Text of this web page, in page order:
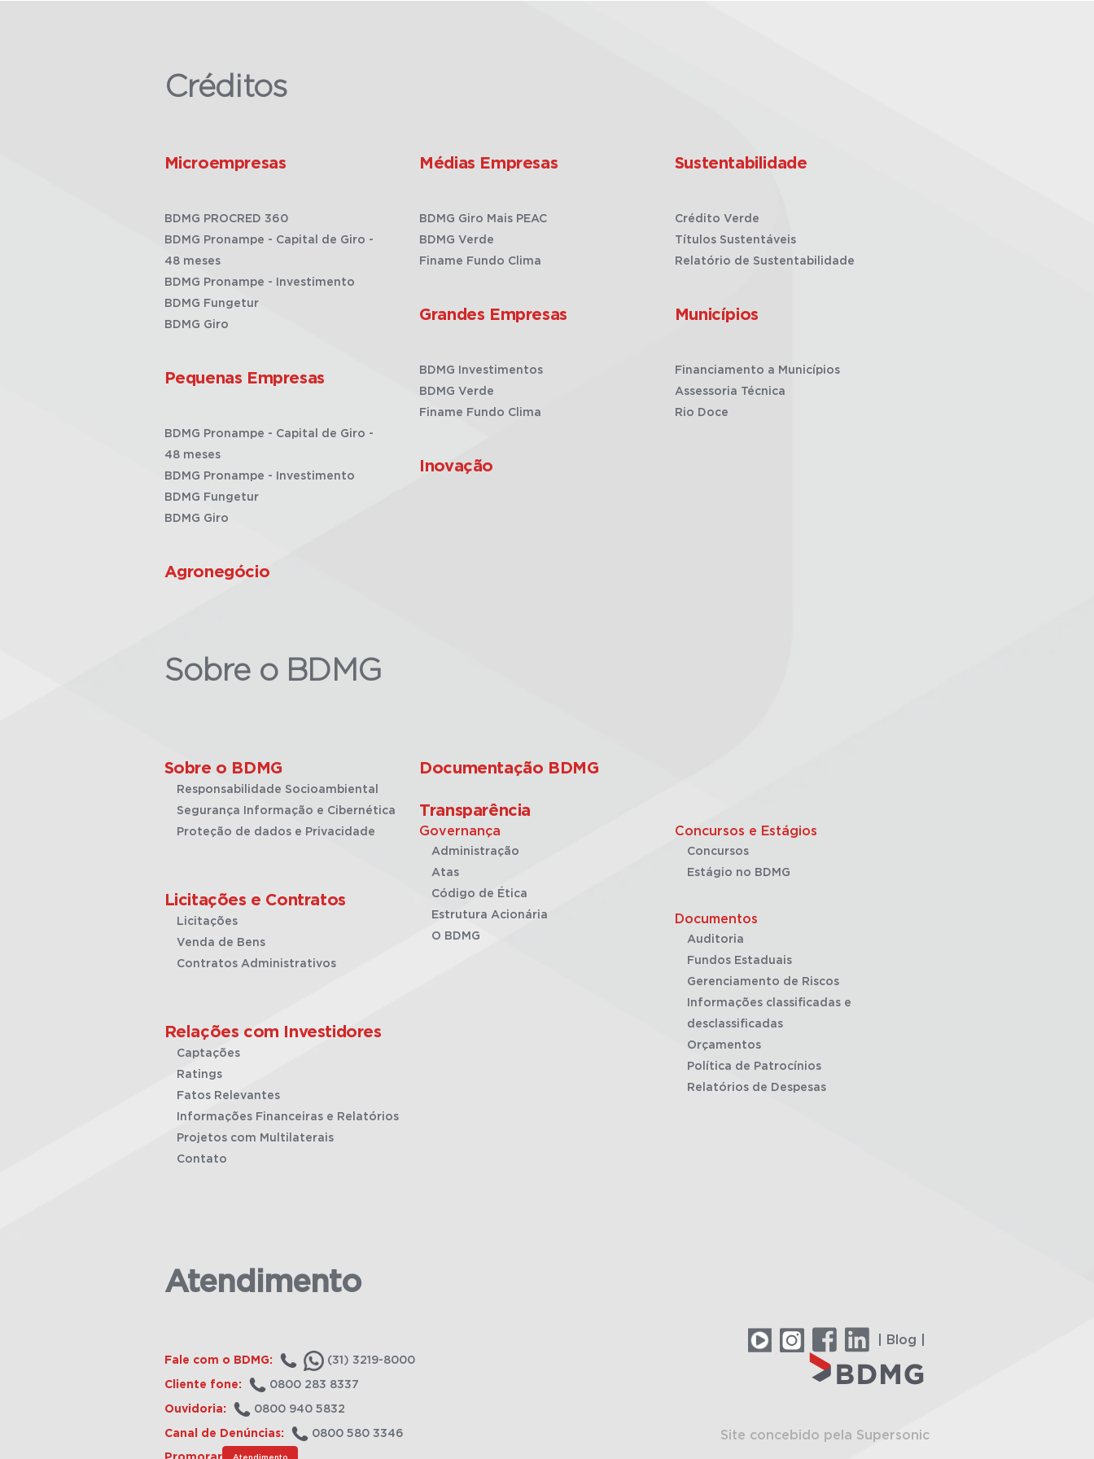
Créditos
Microempresas
BDMG PROCRED 360
BDMG Pronampe - Capital de Giro -
48 meses
BDMG Pronampe - Investimento
BDMG Fungetur
BDMG Giro
Pequenas Empresas
BDMG Pronampe - Capital de Giro -
48 meses
BDMG Pronampe - Investimento
BDMG Fungetur
BDMG Giro
Agronegócio
Médias Empresas
BDMG Giro Mais PEAC
BDMG Verde
Finame Fundo Clima
Grandes Empresas
BDMG Investimentos
BDMG Verde
Finame Fundo Clima
Inovação
Sustentabilidade
Crédito Verde
Títulos Sustentáveis
Relatório de Sustentabilidade
Municípios
Financiamento a Municípios
Assessoria Técnica
Rio Doce
Sobre o BDMG
Sobre o BDMG
Responsabilidade Socioambiental
Segurança Informação e Cibernética
Proteção de dados e Privacidade
Licitações e Contratos
Licitações
Venda de Bens
Contratos Administrativos
Relações com Investidores
Captações
Ratings
Fatos Relevantes
Informações Financeiras e Relatórios
Projetos com Multilaterais
Contato
Documentação BDMG
Transparência
Governança
Administração
Atas
Código de Ética
Estrutura Acionária
O BDMG
Concursos e Estágios
Concursos
Estágio no BDMG
Documentos
Auditoria
Fundos Estaduais
Gerenciamento de Riscos
Informações classificadas e
desclassificadas
Orçamentos
Política de Patrocínios
Relatórios de Despesas
Atendimento
Fale com o BDMG: (31) 3219-8000
Cliente fone: 0800 283 8337
Ouvidoria: 0800 940 5832
Canal de Denúncias: 0800 580 3346
Atendimento
| Blog |
Site concebido pela Supersonic